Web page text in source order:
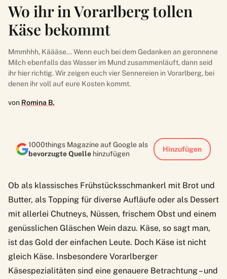
Wo ihr in Vorarlberg tollen
Käse bekommt
Mmmhhh, Käääse… Wenn euch bei dem Gedanken an geronnene
Milch ebenfalls das Wasser im Mund zusammenläuft, dann seid
ihr hier richtig. Wir zeigen euch vier Sennereien in Vorarlberg, bei
denen ihr voll auf eure Kosten kommt.
von Romina B.
1000things Magazine auf Google als
bevorzugte Quelle hinzufügen
Hinzufügen
Ob als klassisches Frühstücksschmankerl mit Brot und
Butter, als Topping für diverse Aufläufe oder als Dessert
mit allerlei Chutneys, Nüssen, frischem Obst und einem
genüsslichen Gläschen Wein dazu. Käse, so sagt man,
ist das Gold der einfachen Leute. Doch Käse ist nicht
gleich Käse. Insbesondere Vorarlberger
Käsespezialitäten sind eine genauere Betrachtung – und